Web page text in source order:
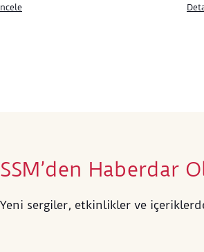
SSM’den Haberdar
Yeni sergiler, etkinlikler ve